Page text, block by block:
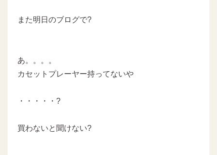
また明日のブログで?
あ。。。。
カセットプレーヤー持ってないや
・・・・・?
買わないと聞けない?